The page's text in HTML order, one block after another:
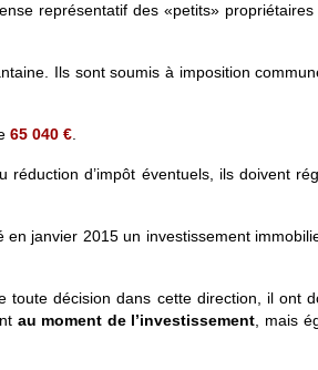
représentatif des «petits» propriétaires
Ils sont soumis à imposition
65 040 €.
réduction d’impôt éventuels, ils doivent
janvier 2015 un investissement
toute décision dans cette direction, il ont
au moment de l’investissement, mais